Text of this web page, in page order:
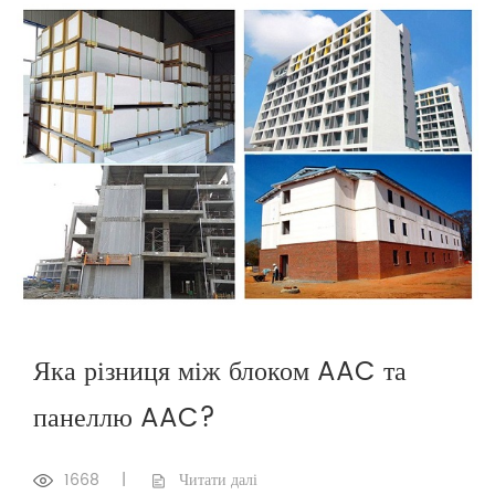
Яка різниця між блоком AAC та
панеллю AAC?
1668 | Читати далі